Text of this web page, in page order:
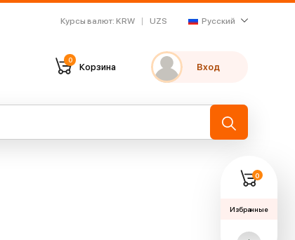
Курсы валют: KRW UZS Русский
0
Корзина Вход
0
Избранные